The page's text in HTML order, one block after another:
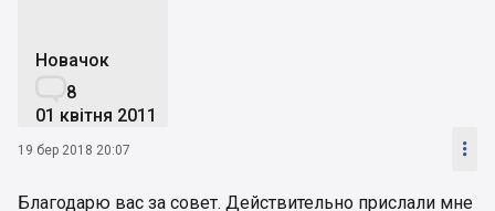
Новачок
8
01 квітня 2011
19 бер 2018 20:07 
Благодарю вас за совет. Действительно прислали мне